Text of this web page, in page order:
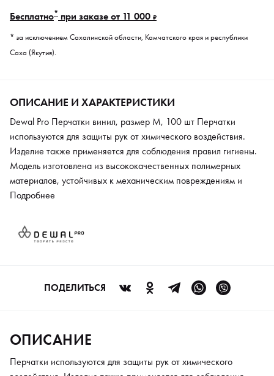
Бесплатно* при заказе от 11 000 ₽
* за исключением Сахалинской области, Камчатского края и республики
Саха (Якутия).
ОПИСАНИЕ И ХАРАКТЕРИСТИКИ
Dewal Pro Перчатки винил, размер M, 100 шт Перчатки
используются для защиты рук от химического воздействия.
Изделие также применяется для соблюдения правил гигиены.
Модель изготовлена из высококачественных полимерных
материалов, устойчивых к механическим повреждениям и
деформации. Перчатки оптимальны во время окрашивания
чувствительность сохраняется за счет тонкого материала.
Модель используется профессиональными стилистами, а также
Подробнее
ПОДЕЛИТЬСЯ
ОПИСАНИЕ
Перчатки используются для защиты рук от химического